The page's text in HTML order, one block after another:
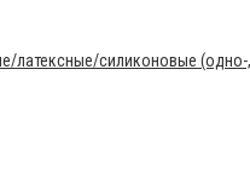
латексные/силиконовые (одно-